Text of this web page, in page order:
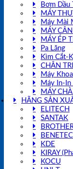
Bơm Dầu
MÁY
Máy Mài
MÁY
MÁY ÉP
Pa Lăng
Kìm Cắt-
CHÂN
Máy
Máy In-In
MÁY
HÃNG SẢN
ELITECH
SANTAK
KDE
KIRAY
KOCU